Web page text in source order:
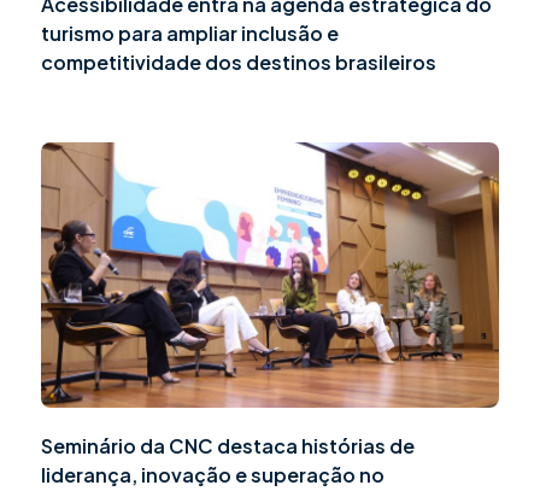
turismo para ampliar inclusão e
competitividade dos destinos brasileiros
Seminário da CNC destaca histórias de
liderança, inovação e superação no